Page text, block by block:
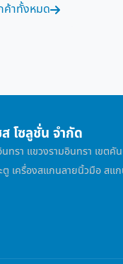
ค้าทั้งหมด
โซลูชั่น จำกัด
ทรา แขวงรามอินทรา เขต
ตู เครื่องสแกนลายนิ้วมือ สแ